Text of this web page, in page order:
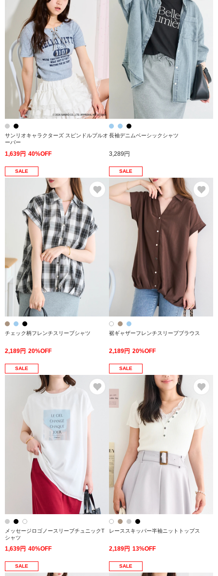
サンリオキャラクターズ スピンドルプルオ
ーバー
1,639円 40%OFF
長袖デニムベーシックシャツ
3,289円
SALE
お気に入り
チェック柄フレンチスリーブシャツ
2,189円 20%OFF
SALE
裾ギャザーフレンチスリーブブラウス
2,189円 20%OFF
SALE
メッセージロゴノースリーブチュニックT
シャツ
1,639円 40%OFF
SALE
レーススキッパー半袖ニットトップス
2,189円 13%OFF
SALE SALE